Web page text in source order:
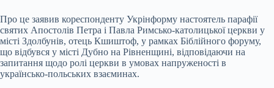
Про це заявив кореспонденту Укрінформу настоятель парафії
святих Апостолів Петра і Павла Римсько-католицькоїцеркви у
місті Здолбунів, отець Кшиштоф, у рамках Біблійного форуму,
що відбувся у місті Дубно на Рівненщині, відповідаючи на
запитання щодо ролі церкви в умовах напруженості в
українсько-польських взаєминах.